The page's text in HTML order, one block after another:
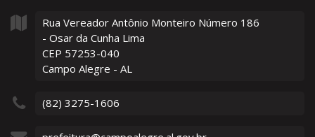
Rua Vereador Antônio Monteiro Número 186
- Osar da Cunha Lima
CEP 57253-040
Campo Alegre - AL
(82) 3275-1606